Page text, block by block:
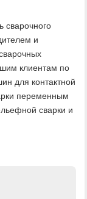
и
клиентам по
для контактной
переменным
сварки и